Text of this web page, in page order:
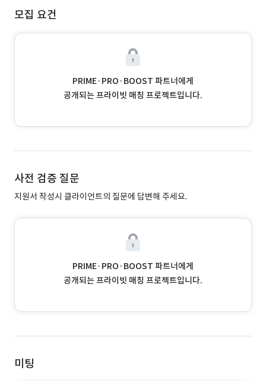
모집 요건
PRIME·PRO·BOOST 파트너에게
공개되는 프라이빗 매칭 프로젝트입니다.
사전 검증 질문
지원서 작성시 클라이언트의 질문에 답변해 주세요.
PRIME·PRO·BOOST 파트너에게
공개되는 프라이빗 매칭 프로젝트입니다.
미팅